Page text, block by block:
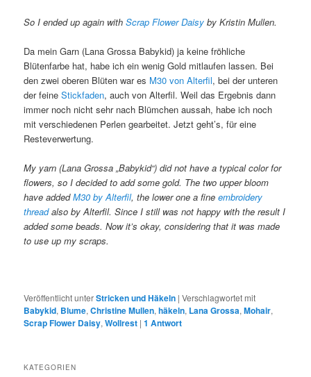
So I ended up again withScrap Flower Daisy by Kristin Mullen.
Da mein Garn (Lana Grossa Babykid) ja keine fröhliche
Blütenfarbe hat, habe ich ein wenig Gold mitlaufen lassen. Bei
den zwei oberen Blüten war es M30 von Alterfil, bei der unteren
der feineStickfaden, auch von Alterfil. Weil das Ergebnis dann
immer noch nicht sehr nach Blümchen aussah, habe ich noch
mit verschiedenen Perlen gearbeitet. Jetzt geht’s, für eine
Resteverwertung.
My yarn (Lana Grossa „Babykid“) did not have a typical color for
flowers, so I decided to add some gold. The two upper bloom
have addedM30 by Alterfil, the lower one a fineembroidery
threadalso by Alterfil. Since I still was not happy with the result I
added some beads. Now it’s okay, considering that it was made
to use up my scraps.
Veröffentlicht unterStricken und Häkeln |Verschlagwortet mit
Babykid, Blume,Christine Mullen,häkeln, Lana Grossa,Mohair,
Scrap Flower Daisy,Wollrest |1 Antwort
KATEGORIEN